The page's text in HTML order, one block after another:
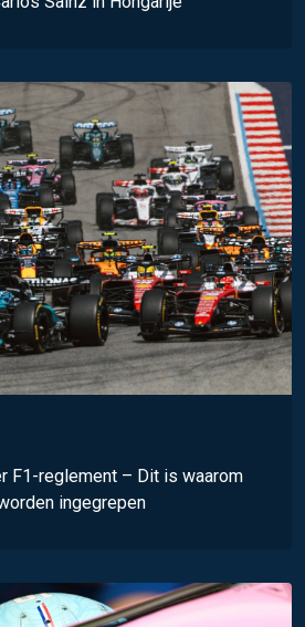
F1-reglement – Dit is waarom
ingegrepen